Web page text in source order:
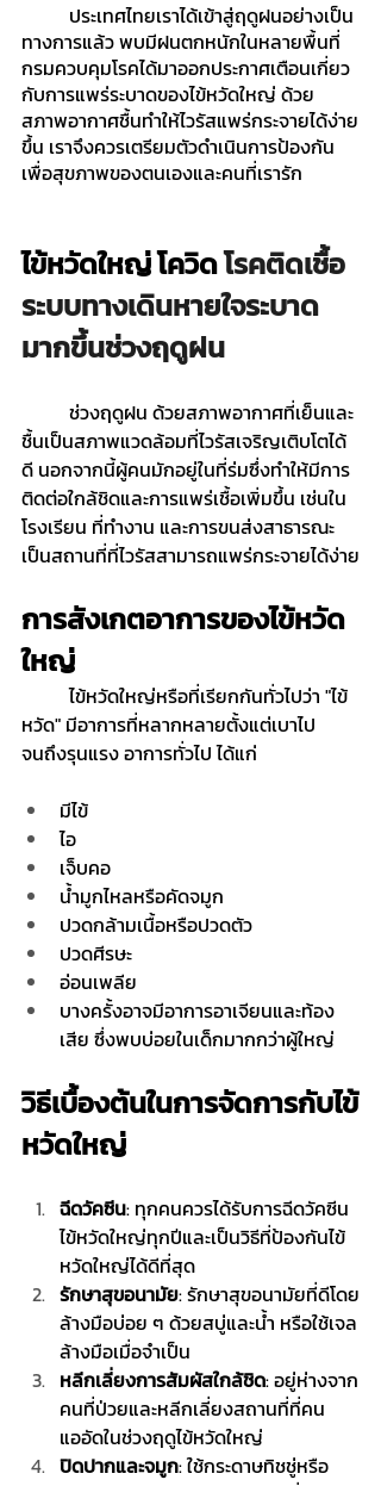
ประเทศไทยเราได้เข้าสู่ฤดูฝนอย่างเป็น
ทางการแล้ว พบมีฝนตกหนักในหลายพื้นที่
กรมควบคุมโรคได้มาออกประกาศเตือนเกี่ยว
กับการแพร่ระบาดของไข้หวัดใหญ่ ด้วย
สภาพอากาศชื้นทำให้ไวรัสแพร่กระจายได้ง่าย
ขึ้น เราจึงควรเตรียมตัวดำเนินการป้องกัน
เพื่อสุขภาพของตนเองและคนที่เรารัก
ไข้หวัดใหญ่ โควิด โรคติดเชื้อ
ระบบทางเดินหายใจระบาด
มากขึ้นช่วงฤดูฝน
ช่วงฤดูฝน ด้วยสภาพอากาศที่เย็นและ
ชื้นเป็นสภาพแวดล้อมที่ไวรัสเจริญเติบโตได้
ดี นอกจากนี้ผู้คนมักอยู่ในที่ร่มซึ่งทำให้มีการ
ติดต่อใกล้ชิดและการแพร่เชื้อเพิ่มขึ้น เช่นใน
โรงเรียน ที่ทำงาน และการขนส่งสาธารณะ
เป็นสถานที่ที่ไวรัสสามารถแพร่กระจายได้ง่าย
การสังเกตอาการของไข้หวัด
ใหญ่
	ไข้หวัดใหญ่หรือที่เรียกกันทั่วไปว่า "ไข้
หวัด" มีอาการที่หลากหลายตั้งแต่เบาไป
จนถึงรุนแรง อาการทั่วไป ได้แก่
มีไข้
ไอ
เจ็บคอ
น้ำมูกไหลหรือคัดจมูก
ปวดกล้ามเนื้อหรือปวดตัว
ปวดศีรษะ
อ่อนเพลีย
บางครั้งอาจมีอาการอาเจียนและท้อง
เสีย ซึ่งพบบ่อยในเด็กมากกว่าผู้ใหญ่
วิธีเบื้องต้นในการจัดการกับไข้
หวัดใหญ่
ฉีดวัคซีน: ทุกคนควรได้รับการฉีดวัคซีน
ไข้หวัดใหญ่ทุกปีและเป็นวิธีที่ป้องกันไข้
หวัดใหญ่ได้ดีที่สุด
รักษาสุขอนามัย: รักษาสุขอนามัยที่ดีโดย
ล้างมือบ่อย ๆ ด้วยสบู่และน้ำ หรือใช้เจล
ล้างมือเมื่อจำเป็น
หลีกเลี่ยงการสัมผัสใกล้ชิด: อยู่ห่างจาก
คนที่ป่วยและหลีกเลี่ยงสถานที่ที่คน
แออัดในช่วงฤดูไข้หวัดใหญ่
ปิดปากและจมูก: ใช้กระดาษทิชชู่หรือ